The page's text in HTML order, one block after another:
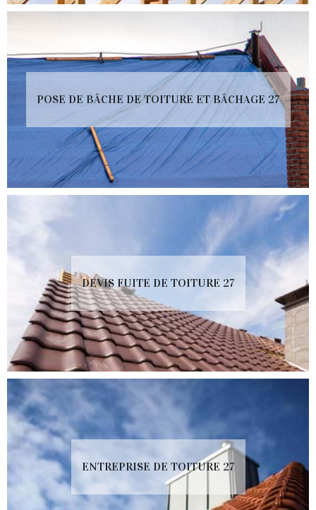
POSE DE BÂCHE DE TOITURE ET BÂCHAGE 27
DEVIS FUITE DE TOITURE 27
ENTREPRISE DE TOITURE 27